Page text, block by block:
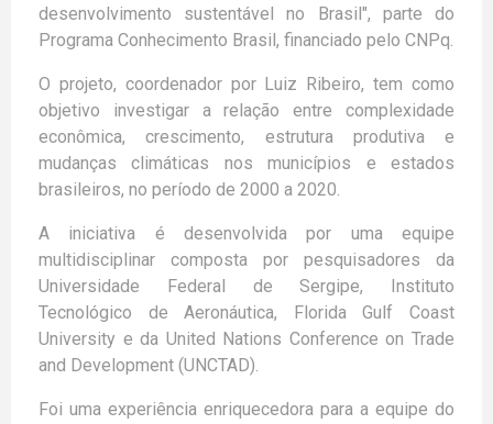
desenvolvimento sustentável no Brasil", parte do
Programa Conhecimento Brasil, financiado pelo CNPq.
O projeto, coordenador por Luiz Ribeiro, tem como
objetivo investigar a relação entre complexidade
econômica, crescimento, estrutura produtiva e
mudanças climáticas nos municípios e estados
brasileiros, no período de 2000 a 2020.
A iniciativa é desenvolvida por uma equipe
multidisciplinar composta por pesquisadores da
Universidade Federal de Sergipe, Instituto
Tecnológico de Aeronáutica, Florida Gulf Coast
University e da United Nations Conference on Trade
and Development (UNCTAD).
Foi uma experiência enriquecedora para a equipe do